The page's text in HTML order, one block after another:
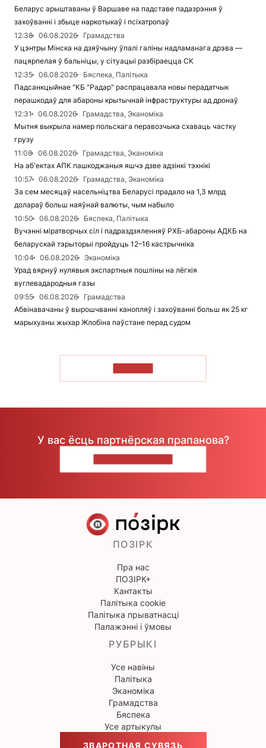
Беларус арыштаваны ў Варшаве на падставе падазрэння ў
захоўванні і збыце наркотыкаў і псіхатропаў
12:38
06.08.2026
Грамадства
У цэнтры Мінска на дзяўчыну ўпалі галіны надламанага дрэва —
пацярпелая ў бальніцы, у сітуацыі разбіраецца СК
12:35
06.08.2026
Бяспека, Палітыка
Падсанкцыйнае "КБ "Радар" распрацавала новы перадатчык
перашкодаў для абароны крытычнай інфраструктуры ад дронаў
12:31
06.08.2026
Грамадства, Эканоміка
Мытня выкрыла намер польскага перавозчыка схаваць частку
грузу
11:08
06.08.2026
Грамадства, Эканоміка
На аб'ектах АПК пашкоджаныя яшчэ дзве адзінкі тэхнікі
10:57
06.08.2026
Грамадства, Эканоміка
За сем месяцаў насельніцтва Беларусі прадало на 1,3 млрд
долараў больш наяўнай валюты, чым набыло
10:50
06.08.2026
Бяспека, Палітыка
Вучэнні міратворчых сіл і падраздзяленняў РХБ-абароны АДКБ на
беларускай тэрыторыі пройдуць 12–16 кастрычніка
10:04
06.08.2026
Эканоміка
Урад вярнуў нулявыя экспартныя пошліны на лёгкія
вуглевадародныя газы
09:55
06.08.2026
Грамадства
Абвінавачаны ў вырошчванні канопляў і захоўванні больш як 25 кг
марыхуаны жыхар Жлобіна паўстане перад судом
У вас ёсць партнёрская прапанова?
ПОЗІРК
Пра нас
ПОЗІРК+
Кантакты
Палітыка cookie
Палітыка прыватнасці
Палажэнні і ўмовы
РУБРЫКІ
Усе навіны
Палітыка
Эканоміка
Грамадства
Бяспека
Усе артыкулы
ЗВАРОТНАЯ СУВЯЗЬ